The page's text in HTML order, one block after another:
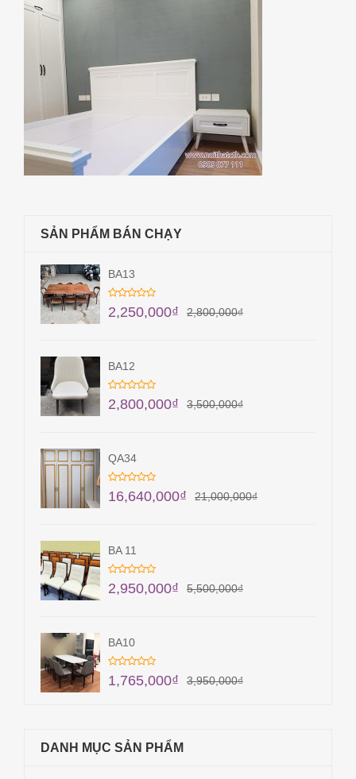
E3D662843EE5C7BB9EF416
SẢN PHẨM BÁN CHẠY
BA13
2,800,000₫
2,250,000₫
BA12
3,500,000₫
2,800,000₫
QA34
21,000,000₫
16,640,000₫
BA 11
5,500,000₫
2,950,000₫
BA10
3,950,000₫
1,765,000₫
DANH MỤC SẢN PHẨM